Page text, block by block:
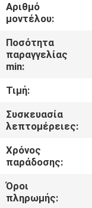
ΣΧΕΤΙΚΆ
ΜΕ
ΕΜΆΣ
ΕΠΙΣΚΈΨΕΙΣ
ΣΤΟ
ΕΡΓΟΣΤΆΣΙΟ
ΈΛΕΓΧΟΣ
ΠΟΙΌΤΗΤΑΣ
Αριθμό
μοντέλου:
Ποσότητα
παραγγελίας
min:
Τιμή:
Συσκευασία
λεπτομέρειες:
Χρόνος
παράδοσης:
Όροι
πληρωμής: